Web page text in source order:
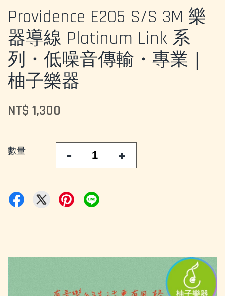
Providence E205 S/S 3M 樂
器導線 Platinum Link 系
列・低噪音傳輸・專業｜
柚子樂器
NT$ 1,300
數量 - +